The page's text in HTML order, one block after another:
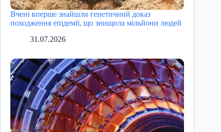
Вчені вперше знайшли генетичний доказ
походження епідемії, що знищила мільйони людей
31.07.2026